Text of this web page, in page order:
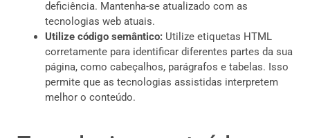
deficiência. Mantenha-se atualizado com as
tecnologias web atuais.
Utilize código semântico: Utilize etiquetas HTML
corretamente para identificar diferentes partes da sua
página, como cabeçalhos, parágrafos e tabelas. Isso
permite que as tecnologias assistidas interpretem
melhor o conteúdo.